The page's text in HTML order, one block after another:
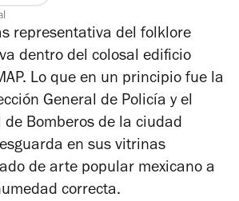
estrellas
representativa del folklore
dentro del colosal edificio
Lo que en un principio fue la
General de Policía y el
Bomberos de la ciudad
en sus vitrinas
de arte popular mexicano a
correcta.